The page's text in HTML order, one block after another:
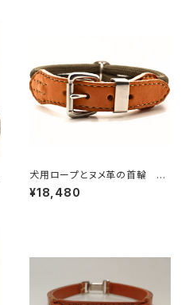
犬用ロープとヌメ革の首輪 オ
ーダーサイズ50cm〜59cm
【受注製作】LOVE＆PEACE＆D
¥18,480